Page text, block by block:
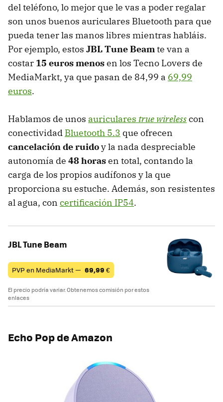
del teléfono, lo mejor que le vas a poder regalar
son unos buenos auriculares Bluetooth para que
pueda tener las manos libres mientras habláis.
Por ejemplo, estos JBL Tune Beamte van a
costar 15 euros menosen los Tecno Lovers de
MediaMarkt, ya que pasan de 84,99 a 69,99
euros.
Hablamos de unos auriculares true wirelesscon
conectividad Bluetooth 5.3 que ofrecen
cancelación de ruidoy la nada despreciable
autonomía de 48 horasen total, contando la
carga de los propios audífonos y la que
proporciona su estuche. Además, son resistentes
al agua, con certificación IP54.
JBL Tune Beam
PVP en MediaMarkt — 69,99 €
El precio podría variar. Obtenemos comisión por estos
enlaces
Echo Pop de Amazon